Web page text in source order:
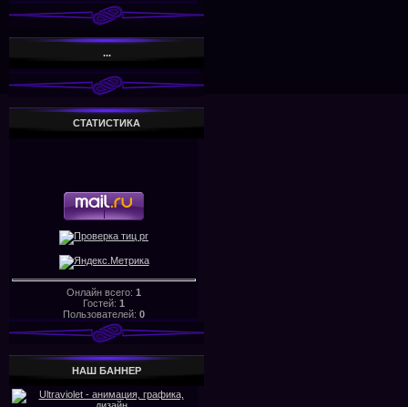
...
СТАТИСТИКА
Онлайн всего: 1
Гостей: 1
Пользователей: 0
НАШ БАHHЕР